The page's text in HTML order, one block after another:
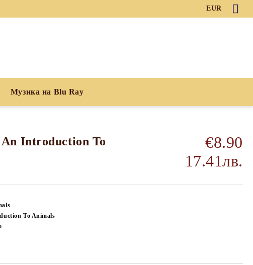
EUR
Музика на Blu Ray
Introduction To
€8.90
17.41лв.
To Animals